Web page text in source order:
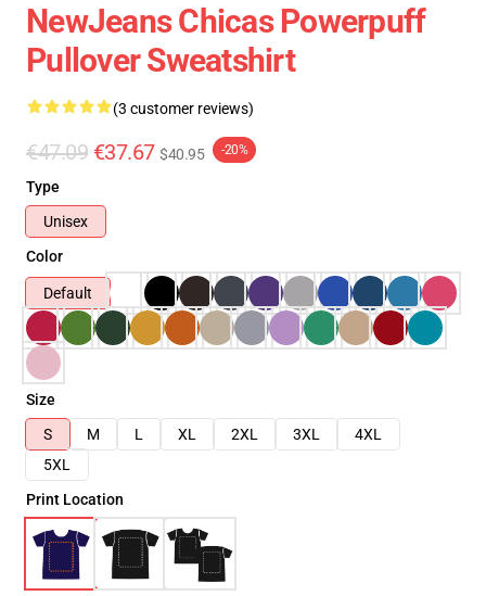
NewJeans Chicas Powerpuff
Pullover Sweatshirt
(3 customer reviews)
€47.09 €37.67 $40.95 -20%
Type
Unisex
Color
Default
Size
S
M L XL 2XL 3XL
4XL
5XL
Print Location